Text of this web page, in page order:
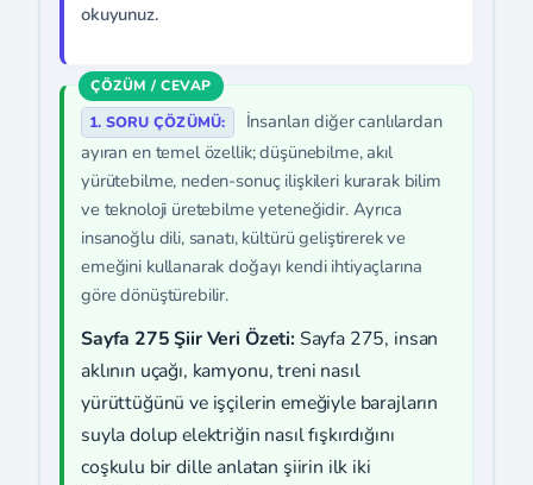
okuyunuz.
1. SORU ÇÖZÜMÜ:
İnsanları diğer canlılardan
ayıran en temel özellik; düşünebilme, akıl
yürütebilme, neden-sonuç ilişkileri kurarak bilim
ve teknoloji üretebilme yeteneğidir. Ayrıca
insanoğlu dili, sanatı, kültürü geliştirerek ve
emeğini kullanarak doğayı kendi ihtiyaçlarına
göre dönüştürebilir.
Sayfa 275 Şiir Veri Özeti: Sayfa 275, insan
aklının uçağı, kamyonu, treni nasıl
yürüttüğünü ve işçilerin emeğiyle barajların
suyla dolup elektriğin nasıl fışkırdığını
coşkulu bir dille anlatan şiirin ilk iki